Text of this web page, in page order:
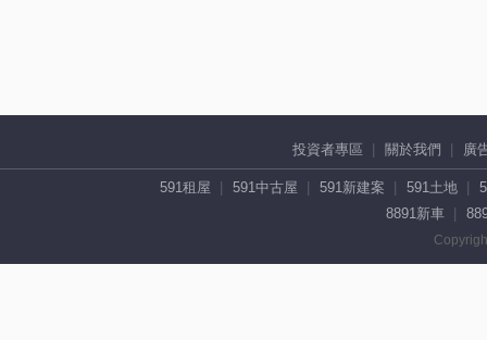
投資者專區 關於我們 廣
591租屋 591中古屋 591新建案 591土地
8891新車